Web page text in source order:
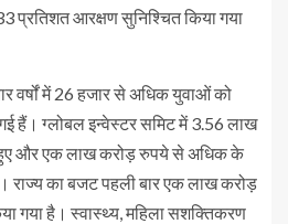
प्रतिशत आरक्षण सुनिश्चित किया गया
वर्षों में 26 हजार से अधिक युवाओं को
हैं। ग्लोबल इन्वेस्टर समिट में 3.56 लाख
और एक लाख करोड़ रुपये से अधिक के
राज्य का बजट पहली बार एक लाख करोड़
गया है। स्वास्थ्य, महिला सशक्तिकरण